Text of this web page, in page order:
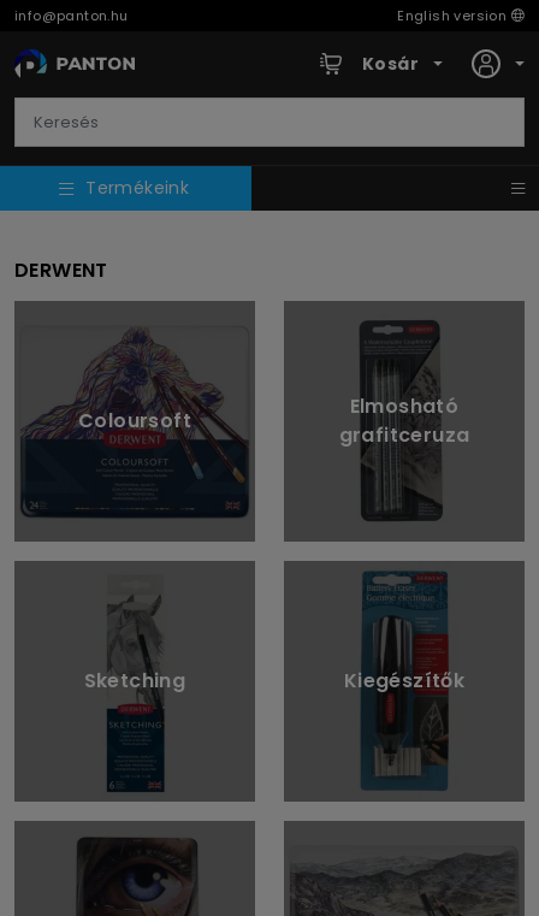
info@panton.hu English version
Kosár
Termékeink
DERWENT
Coloursoft
Elmosható
grafitceruza
Sketching Kiegészítők